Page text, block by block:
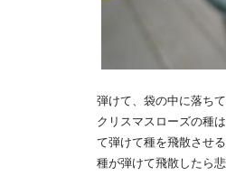
弾けて、袋の中に落ち
クリスマスローズの種
て弾けて種を飛散させ
種が弾けて飛散したら